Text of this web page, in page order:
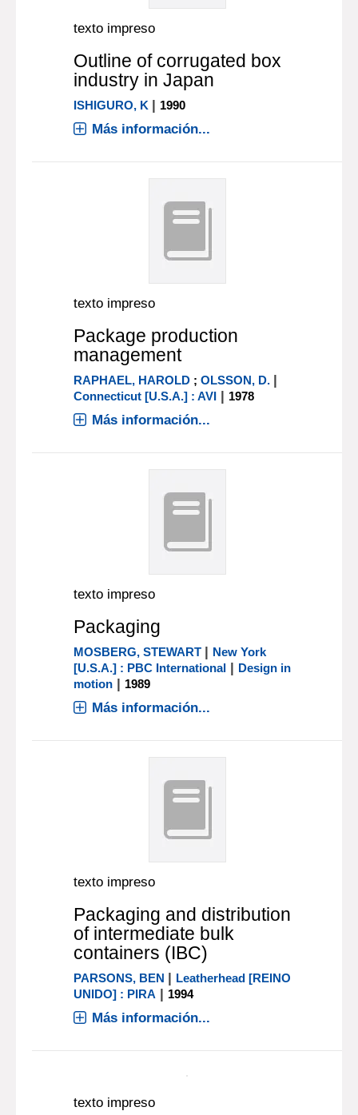
texto impreso
Outline of corrugated box
industry in Japan
ISHIGURO, K | 1990
Más información...
texto impreso
Package production
management
RAPHAEL, HAROLD ;OLSSON, D. |
Connecticut [U.S.A.] : AVI | 1978
Más información...
texto impreso
Packaging
MOSBERG, STEWART | New York
[U.S.A.] : PBC International | Design in
motion | 1989
Más información...
texto impreso
Packaging and distribution
of intermediate bulk
containers (IBC)
PARSONS, BEN | Leatherhead [REINO
UNIDO] : PIRA | 1994
Más información...